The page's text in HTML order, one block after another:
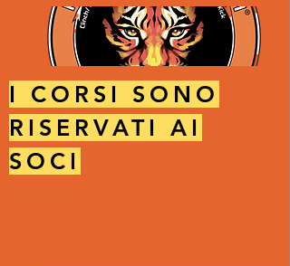
I CORSI SONO
RISERVATI AI
SOCI